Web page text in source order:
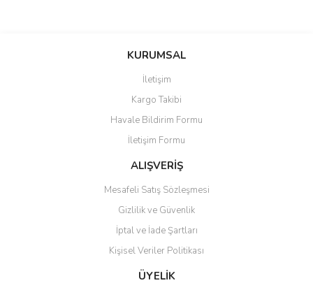
Bu ürüne ilk yorumu siz yapın!
Ürün resmi kalitesiz, bozuk veya görüntülenemiyor.
Ürün açıklamasında eksik bilgiler bulunuyor.
Ürün bilgilerinde hatalar bulunuyor.
Ürün fiyatı diğer sitelerden daha pahalı.
Gönder
KURUMSAL
İletişim
Kargo Takibi
Havale Bildirim Formu
İletişim Formu
ALIŞVERİŞ
Mesafeli Satış Sözleşmesi
Gizlilik ve Güvenlik
İptal ve İade Şartları
Kişisel Veriler Politikası
ÜYELİK